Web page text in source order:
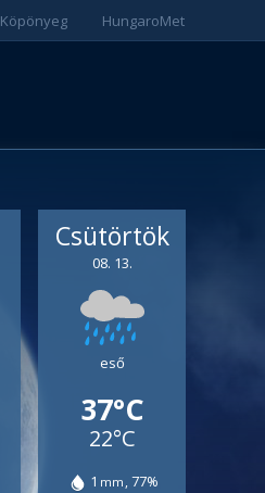
HungaroMet
Köpönyeg
Csütörtök
08. 13.
eső
37°C
22°C
1
77